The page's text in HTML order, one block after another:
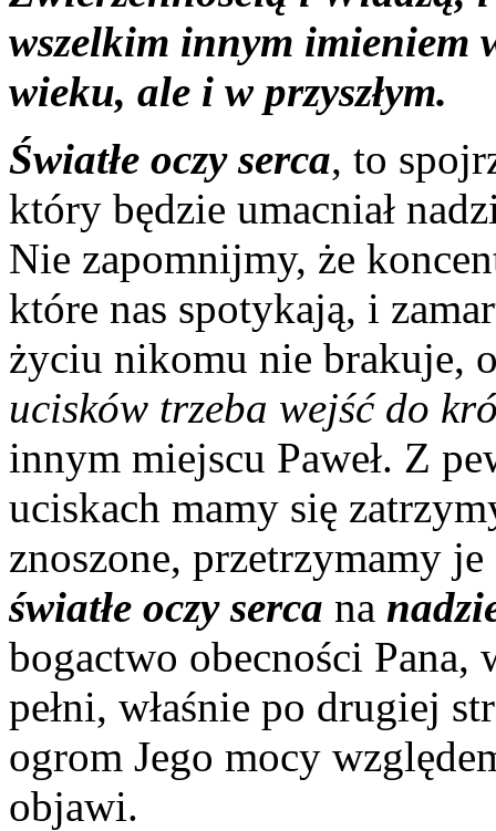
wszelkim innym imieniem
wieku, ale i w przyszłym.
Światłe oczy serca, to
który będzie umacniał
Nie zapomnijmy, że
które nas spotykają, i
życiu nikomu nie brakuje,
ucisków trzeba wejść do
innym miejscu Paweł. Z
uciskach mamy się
znoszone, przetrzymamy
światłe oczy serca na
bogactwo obecności Pana,
pełni, właśnie po drugiej
ogrom Jego mocy
objawi.